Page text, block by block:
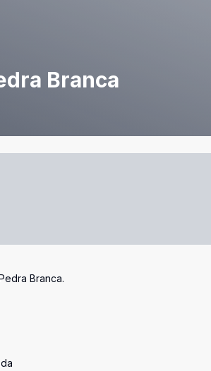
Branca
Branca.